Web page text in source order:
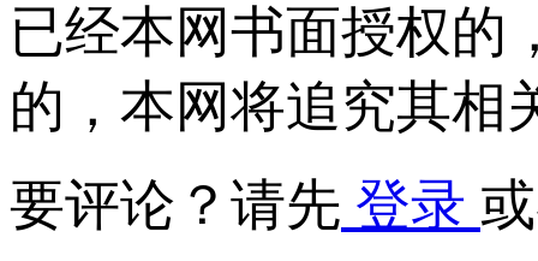
已经本网书面授权的
的，本网将追究其相
要评论？请先 登录